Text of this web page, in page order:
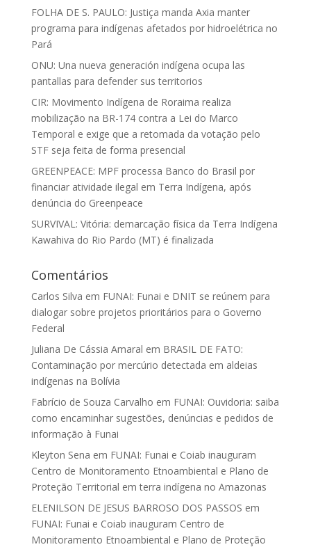
FOLHA DE S. PAULO: Justiça manda Axia manter
programa para indígenas afetados por hidroelétrica no
Pará
ONU: Una nueva generación indígena ocupa las
pantallas para defender sus territorios
CIR: Movimento Indígena de Roraima realiza
mobilização na BR-174 contra a Lei do Marco
Temporal e exige que a retomada da votação pelo
STF seja feita de forma presencial
GREENPEACE: MPF processa Banco do Brasil por
financiar atividade ilegal em Terra Indígena, após
denúncia do Greenpeace
SURVIVAL: Vitória: demarcação física da Terra Indígena
Kawahiva do Rio Pardo (MT) é finalizada
Comentários
Carlos Silva em FUNAI: Funai e DNIT se reúnem para
dialogar sobre projetos prioritários para o Governo
Federal
Juliana De Cássia Amaral em BRASIL DE FATO:
Contaminação por mercúrio detectada em aldeias
indígenas na Bolívia
Fabrício de Souza Carvalho em FUNAI: Ouvidoria: saiba
como encaminhar sugestões, denúncias e pedidos de
informação à Funai
Kleyton Sena em FUNAI: Funai e Coiab inauguram
Centro de Monitoramento Etnoambiental e Plano de
Proteção Territorial em terra indígena no Amazonas
ELENILSON DE JESUS BARROSO DOS PASSOS em
FUNAI: Funai e Coiab inauguram Centro de
Monitoramento Etnoambiental e Plano de Proteção